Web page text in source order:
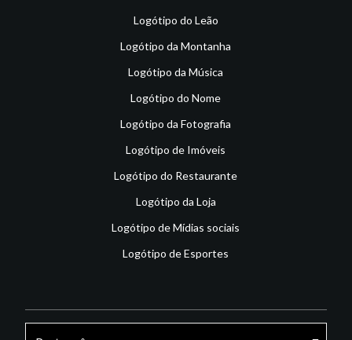
Logótipo do Leão
Logótipo da Montanha
Logótipo da Música
Logótipo do Nome
Logótipo da Fotografia
Logótipo de Imóveis
Logótipo do Restaurante
Logótipo da Loja
Logótipo de Mídias sociais
Logótipo de Esportes